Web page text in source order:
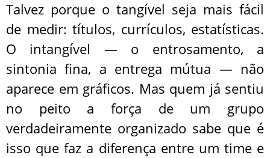
Talvez porque o tangível seja mais fácil
de medir: títulos, currículos, estatísticas.
O intangível — o entrosamento, a
sintonia fina, a entrega mútua — não
aparece em gráficos. Mas quem já sentiu
no peito a força de um grupo
verdadeiramente organizado sabe que é
isso que faz a diferença entre um time e